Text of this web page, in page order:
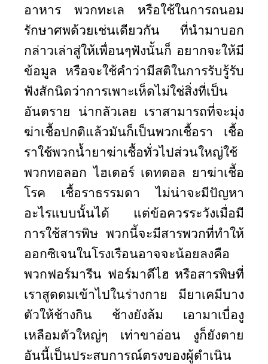
อาหาร พวกทะเล หรือใช้ในการถนอม
รักษาศพด้วยเช่นเดียวกัน ที่นำมาบอก
กล่าวเล่าสู่ให้เพื่อนๆฟังนั้นก็ อยากจะให้มี
ข้อมูล หรือจะใช้คำว่ามีสติในการรับรู้รับ
ฟังสักนิดว่าการเพาะเห็ดไม่ใช่สิ่งที่เป็น
อันตราย น่ากลัวเลย เราสามารถที่จะมุ่ง
ฆ่าเชื้อปกติแล้วมันก็เป็นพวกเชื้อรา เชื้อ
ราใช้พวกน้ำยาฆ่าเชื้อทั่วไปส่วนใหญ่ใช้
พวกทอลอก ไฮเตอร์ เดทตอล ยาฆ่าเชื้อ
โรค เชื้อราธรรมดา ไม่น่าจะมีปัญหา
อะไรแบบนั้นได้ แต่ข้อควรระวังเมื่อมี
การใช้สารพิษ พวกนี้จะมีสารพวกที่ทำให้
ออกซิเจนในโรงเรือนอาจจะน้อยลงคือ
พวกฟอร์มารีน ฟอร์มาดีไฮ หรือสารพิษที่
เราสูดดมเข้าไปในร่างกาย มียาเคมีบาง
ตัวให้ช้างกิน ช้างยังล้ม เอามาเบื่องู
เหลือมตัวใหญ่ๆ เท่าขาอ่อน งูก็ยังตาย
อันนี้เป็นประสบการณ์ตรงของผู้ดำเนิน